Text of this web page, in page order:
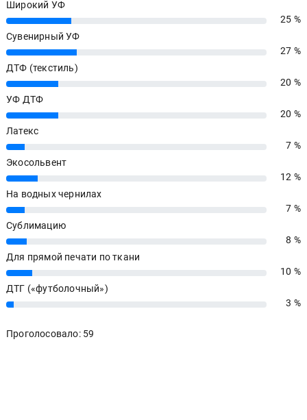
Широкий УФ
25%
25 %
Сувенирный УФ
27%
27 %
ДТФ (текстиль)
20%
20 %
УФ ДТФ
20%
20 %
Латекс
7%
7 %
Экосольвент
12%
12 %
На водных чернилах
7%
7 %
Сублимацию
8%
8 %
Для прямой печати по ткани
10%
10 %
ДТГ («футболочный»)
3% 3 %
Проголосовало: 59